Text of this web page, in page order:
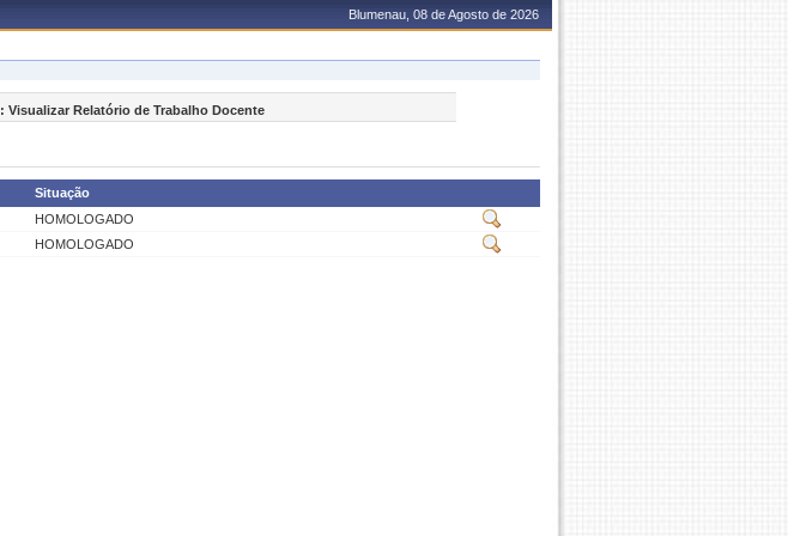
Blumenau, 08 de Agosto de 2026
: Visualizar Relatório de Trabalho Docente
Situação
HOMOLOGADO
HOMOLOGADO